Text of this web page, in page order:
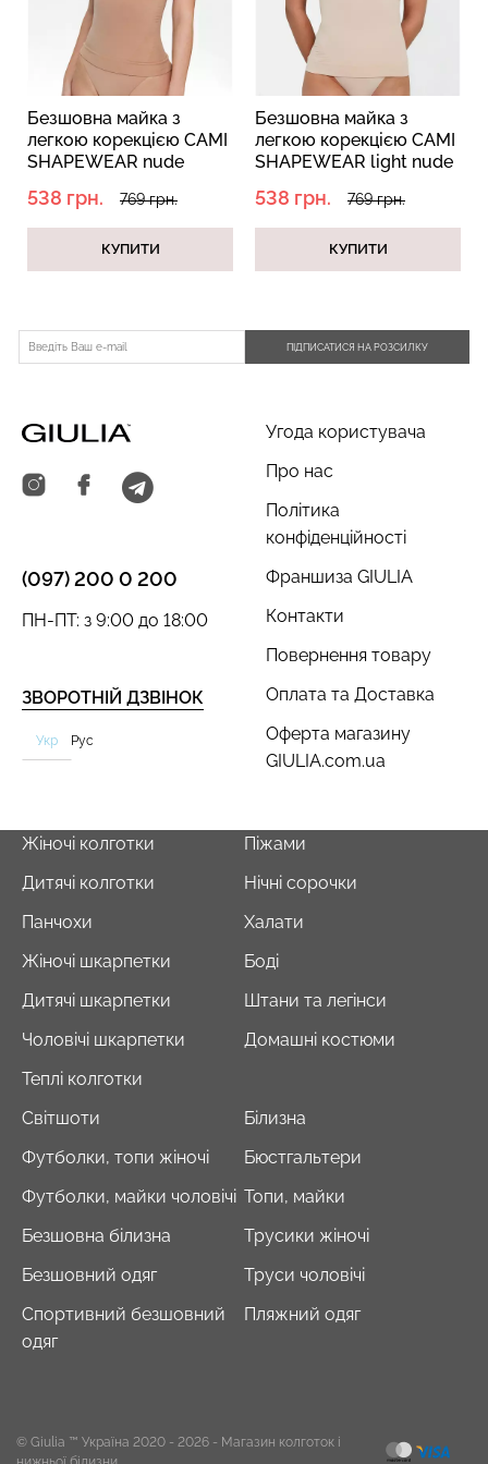
майка з
корекцією CAMI
nude
769 грн.
Безшовна майка з
легкою корекцією CAMI
SHAPEWEAR light nude
538 грн. 769 грн.
тонких
349 грн.
ПІДПИСАТИСЯ НА РОЗСИЛКУ
Угода користувача
Про нас
Політика
конфіденційності
Франшиза GIULIA
Контакти
Повернення товару
Оплата та Доставка
Оферта магазину
GIULIA.com.ua
(097) 200 0 200
ЗВОРОТНІЙ ДЗВІНОК
ПН-ПТ: з 9:00 до 18:00
Укр Рус
Жіночі колготки
Дитячі колготки
Панчохи
Жіночі шкарпетки
Дитячі шкарпетки
Чоловічі шкарпетки
Теплі колготки
Піжами
Нічні сорочки
Халати
Боді
Штани та легінси
Домашні костюми
Світшоти
Футболки, топи жіночі
Футболки, майки чоловічі
Безшовна білизна
Безшовний одяг
Спортивний безшовний
одяг
Білизна
Бюстгальтери
Топи, майки
Трусики жіночі
Труси чоловічі
Пляжний одяг
© Giulia ™ Україна 2020 - 2026 - Магазин колготок і